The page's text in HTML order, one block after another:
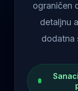
ograničen
detaljnu
dodatna